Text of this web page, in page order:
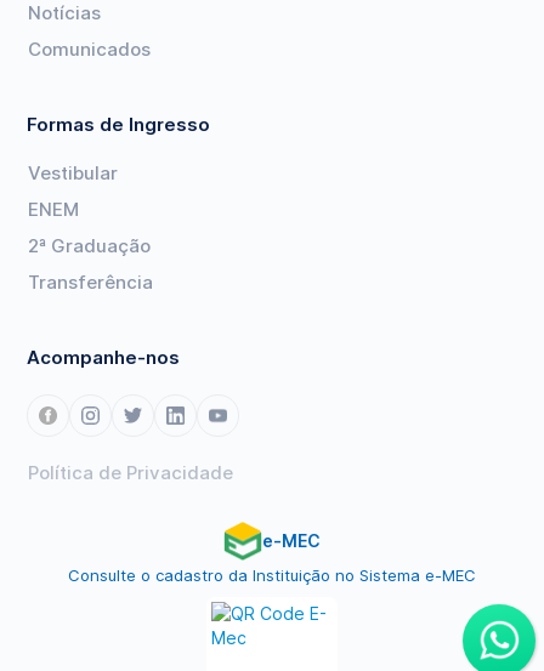
Notícias
Comunicados
Formas de Ingresso
Vestibular
ENEM
2ª Graduação
Transferência
Acompanhe-nos
Política de Privacidade
e-MEC
Consulte o cadastro da Instituição no Sistema e-MEC